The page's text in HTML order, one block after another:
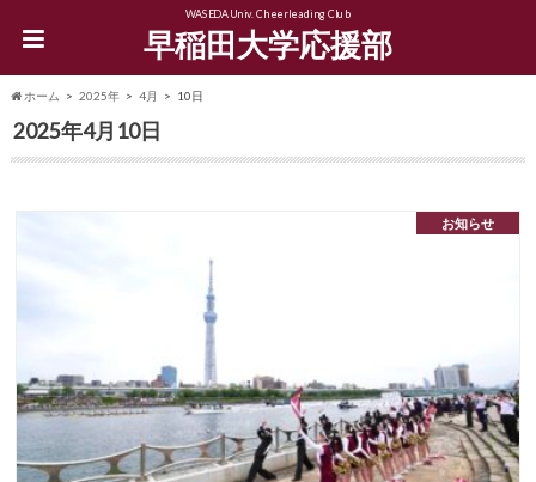
WASEDA Univ. Cheerleading Club
早稲田大学応援部
ホーム 2025年 4月 10日
2025年4月10日
お知らせ